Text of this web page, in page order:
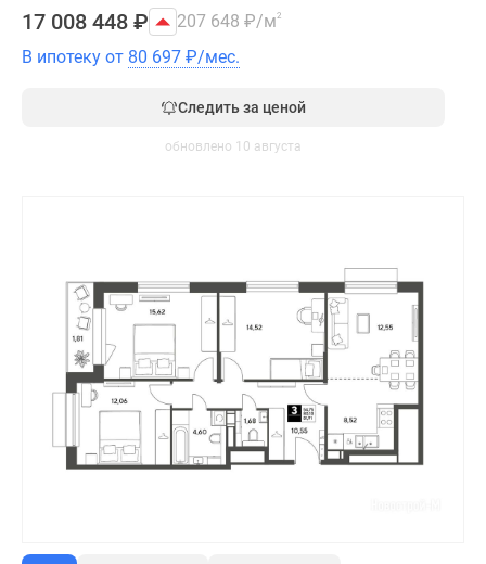
17 008 448 ₽ 207 648 ₽/м2
В ипотеку от 80 697 ₽/мес.
Следить за ценой
обновлено 10 августа